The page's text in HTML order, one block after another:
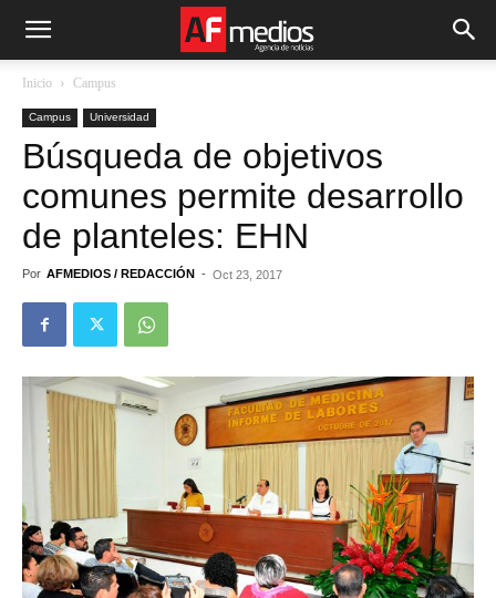
Inicio Campus
Campus Universidad
Búsqueda de objetivos
comunes permite desarrollo
de planteles: EHN
Por AFMEDIOS / REDACCIÓN - Oct 23, 2017